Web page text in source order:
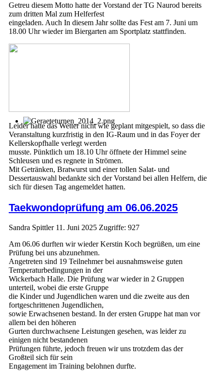
Getreu diesem Motto hatte der Vorstand der TG Naurod bereits
zum dritten Mal zum Helferfest
eingeladen. Auch In diesem Jahr sollte das Fest am 7. Juni um
18.00 Uhr wieder im Biergarten am Sportplatz stattfinden.
Leider hatte das Wetter nicht wie geplant mitgespielt, so dass die
Veranstaltung kurzfristig in den IG-Raum und in das Foyer der
Kellerskopfhalle verlegt werden
musste. Pünktlich um 18.10 Uhr öffnete der Himmel seine
Schleusen und es regnete in Strömen.
Mit Getränken, Bratwurst und einer tollen Salat- und
Dessertauswahl bedankte sich der Vorstand bei allen Helfern, die
sich für diesen Tag angemeldet hatten.
Taekwondoprüfung am 06.06.2025
Sandra Spittler 11. Juni 2025 Zugriffe: 927
Am 06.06 durften wir wieder Kerstin Koch begrüßen, um eine
Prüfung bei uns abzunehmen.
Angetreten sind 19 Teilnehmer bei ausnahmsweise guten
Temperaturbedingungen in der
Wickerbach Halle. Die Prüfung war wieder in 2 Gruppen
unterteil, wobei die erste Gruppe
die Kinder und Jugendlichen waren und die zweite aus den
fortgeschrittenen Jugendlichen,
sowie Erwachsenen bestand. In der ersten Gruppe hat man vor
allem bei den höheren
Gurten durchwachsene Leistungen gesehen, was leider zu
einigen nicht bestandenen
Prüfungen führte, jedoch freuen wir uns trotzdem das der
Großteil sich für sein
Engagement im Training belohnen durfte.